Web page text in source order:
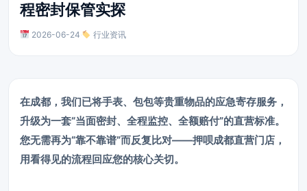
程密封保管实探
2026-06-24 行业资讯
在成都，我们已将手表、包包等贵重物品的应急寄存服务，
升级为一套“当面密封、全程监控、全额赔付”的直营标准。
您无需再为“靠不靠谱”而反复比对——押呗成都直营门店，
用看得见的流程回应您的核心关切。